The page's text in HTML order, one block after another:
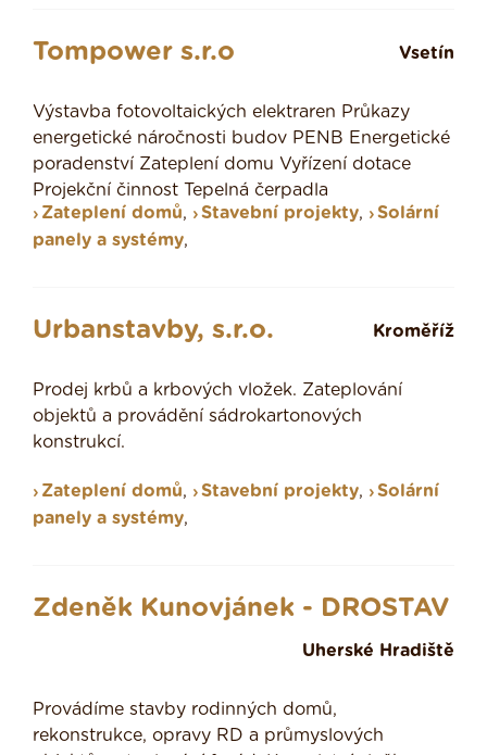
Tompower s.r.o Vsetín
Výstavba fotovoltaických elektraren Průkazy
energetické náročnosti budov PENB Energetické
poradenství Zateplení domu Vyřízení dotace
Projekční činnost Tepelná čerpadla
Zateplení domů, Stavební projekty,
Solární
panely a systémy,
Urbanstavby, s.r.o. Kroměříž
Prodej krbů a krbových vložek. Zateplování
objektů a provádění sádrokartonových
konstrukcí.
Zateplení domů, Stavební projekty,
Solární
panely a systémy,
Zdeněk Kunovjánek - DROSTAV
Uherské Hradiště
Provádíme stavby rodinných domů,
rekonstrukce, opravy RD a průmyslových